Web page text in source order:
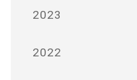
2023
2022